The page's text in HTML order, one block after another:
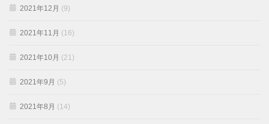
2021年12月 (9)
2021年11月 (16)
2021年10月 (21)
2021年9月 (5)
2021年8月 (14)